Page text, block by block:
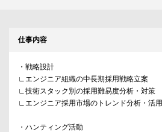
仕事内容
・戦略設計
∟エンジニア組織の中長期採用戦略立案
∟技術スタック別の採用難易度分析・対策
∟エンジニア採用市場のトレンド分析・活用
・ハンティング活動